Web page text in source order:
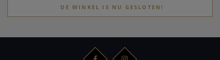
DE WINKEL IS NU GESLOTEN!